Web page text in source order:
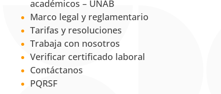
académicos – UNAB
Marco legal y reglamentario
Tarifas y resoluciones
Trabaja con nosotros
Verificar certificado laboral
Contáctanos
PQRSF